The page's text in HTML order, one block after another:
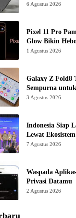
6 Agustus 2026
Pixel 11 Pro
Glow Bikin
1 Agustus 2026
Galaxy Z Fold8
Sempurna
3 Agustus 2026
Indonesia Siap
Lewat
7 Agustus 2026
Waspada
Privasi Datamu
2 Agustus 2026